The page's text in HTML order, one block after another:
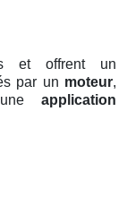
et offrent un
par un moteur,
application